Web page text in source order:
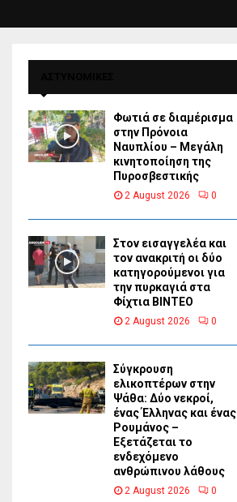
Φωτιά σε διαμέρισμα
στην Πρόνοια
Ναυπλίου – Μεγάλη
κινητοποίηση της
Πυροσβεστικής
2 August 2026 0
Στον εισαγγελέα και
τον ανακριτή οι δύο
κατηγορούμενοι για
την πυρκαγιά στα
Φίχτια ΒΙΝΤΕΟ
2 August 2026 0
Σύγκρουση
ελικοπτέρων στην
Ψάθα: Δύο νεκροί,
ένας Έλληνας και ένας
Ρουμάνος –
Εξετάζεται το
ενδεχόμενο
ανθρώπινου λάθους
2 August 2026 0